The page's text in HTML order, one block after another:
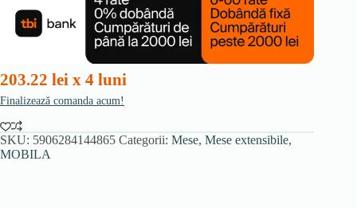
132
culoare
203.22 lei x 4 luni
Finalizează comanda acum!
SKU: 5906284144865 Categorii: Mese, Mese extensibile,
MOBILA